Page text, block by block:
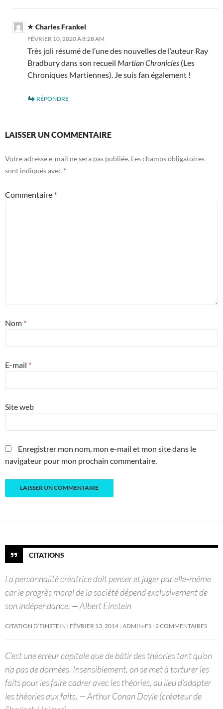
Charles Frankel
FÉVRIER 10, 2020 À 8:28 AM
Très joli résumé de l’une des nouvelles de l’auteur Ray
Bradbury dans son recueil Martian Chronicles (Les
Chroniques Martiennes). Je suis fan également !
RÉPONDRE
LAISSER UN COMMENTAIRE
Votre adresse e-mail ne sera pas publiée. Les champs obligatoires
sont indiqués avec *
Commentaire *
Nom *
E-mail *
Site web
Enregistrer mon nom, mon e-mail et mon site dans le
navigateur pour mon prochain commentaire.
CITATIONS
La personnalité créatrice doit penser et juger par elle-même
car le progrès moral de la société dépend exclusivement de
son indépendance. — Albert Einstein
CITATION D’EINSTEIN FÉVRIER 13, 2014 ADMIN-FS 2 COMMENTAIRES
C’est une erreur capitale que de bâtir des théories tant qu’on
n’a pas de données. Insensiblement, on se met à torturer les
faits pour les faire cadrer avec les théories, au lieu d’adapter
les théories aux faits. — Arthur Conan Doyle (créateur de